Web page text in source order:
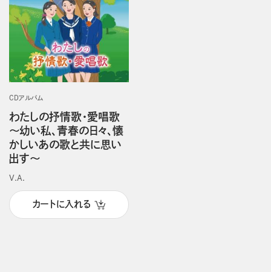
CDアルバム
わたしの抒情歌・愛唱歌
～幼い私、青春の日々、懐
かしいあの歌と共に思い
出す～
V.A.
カートに入れる